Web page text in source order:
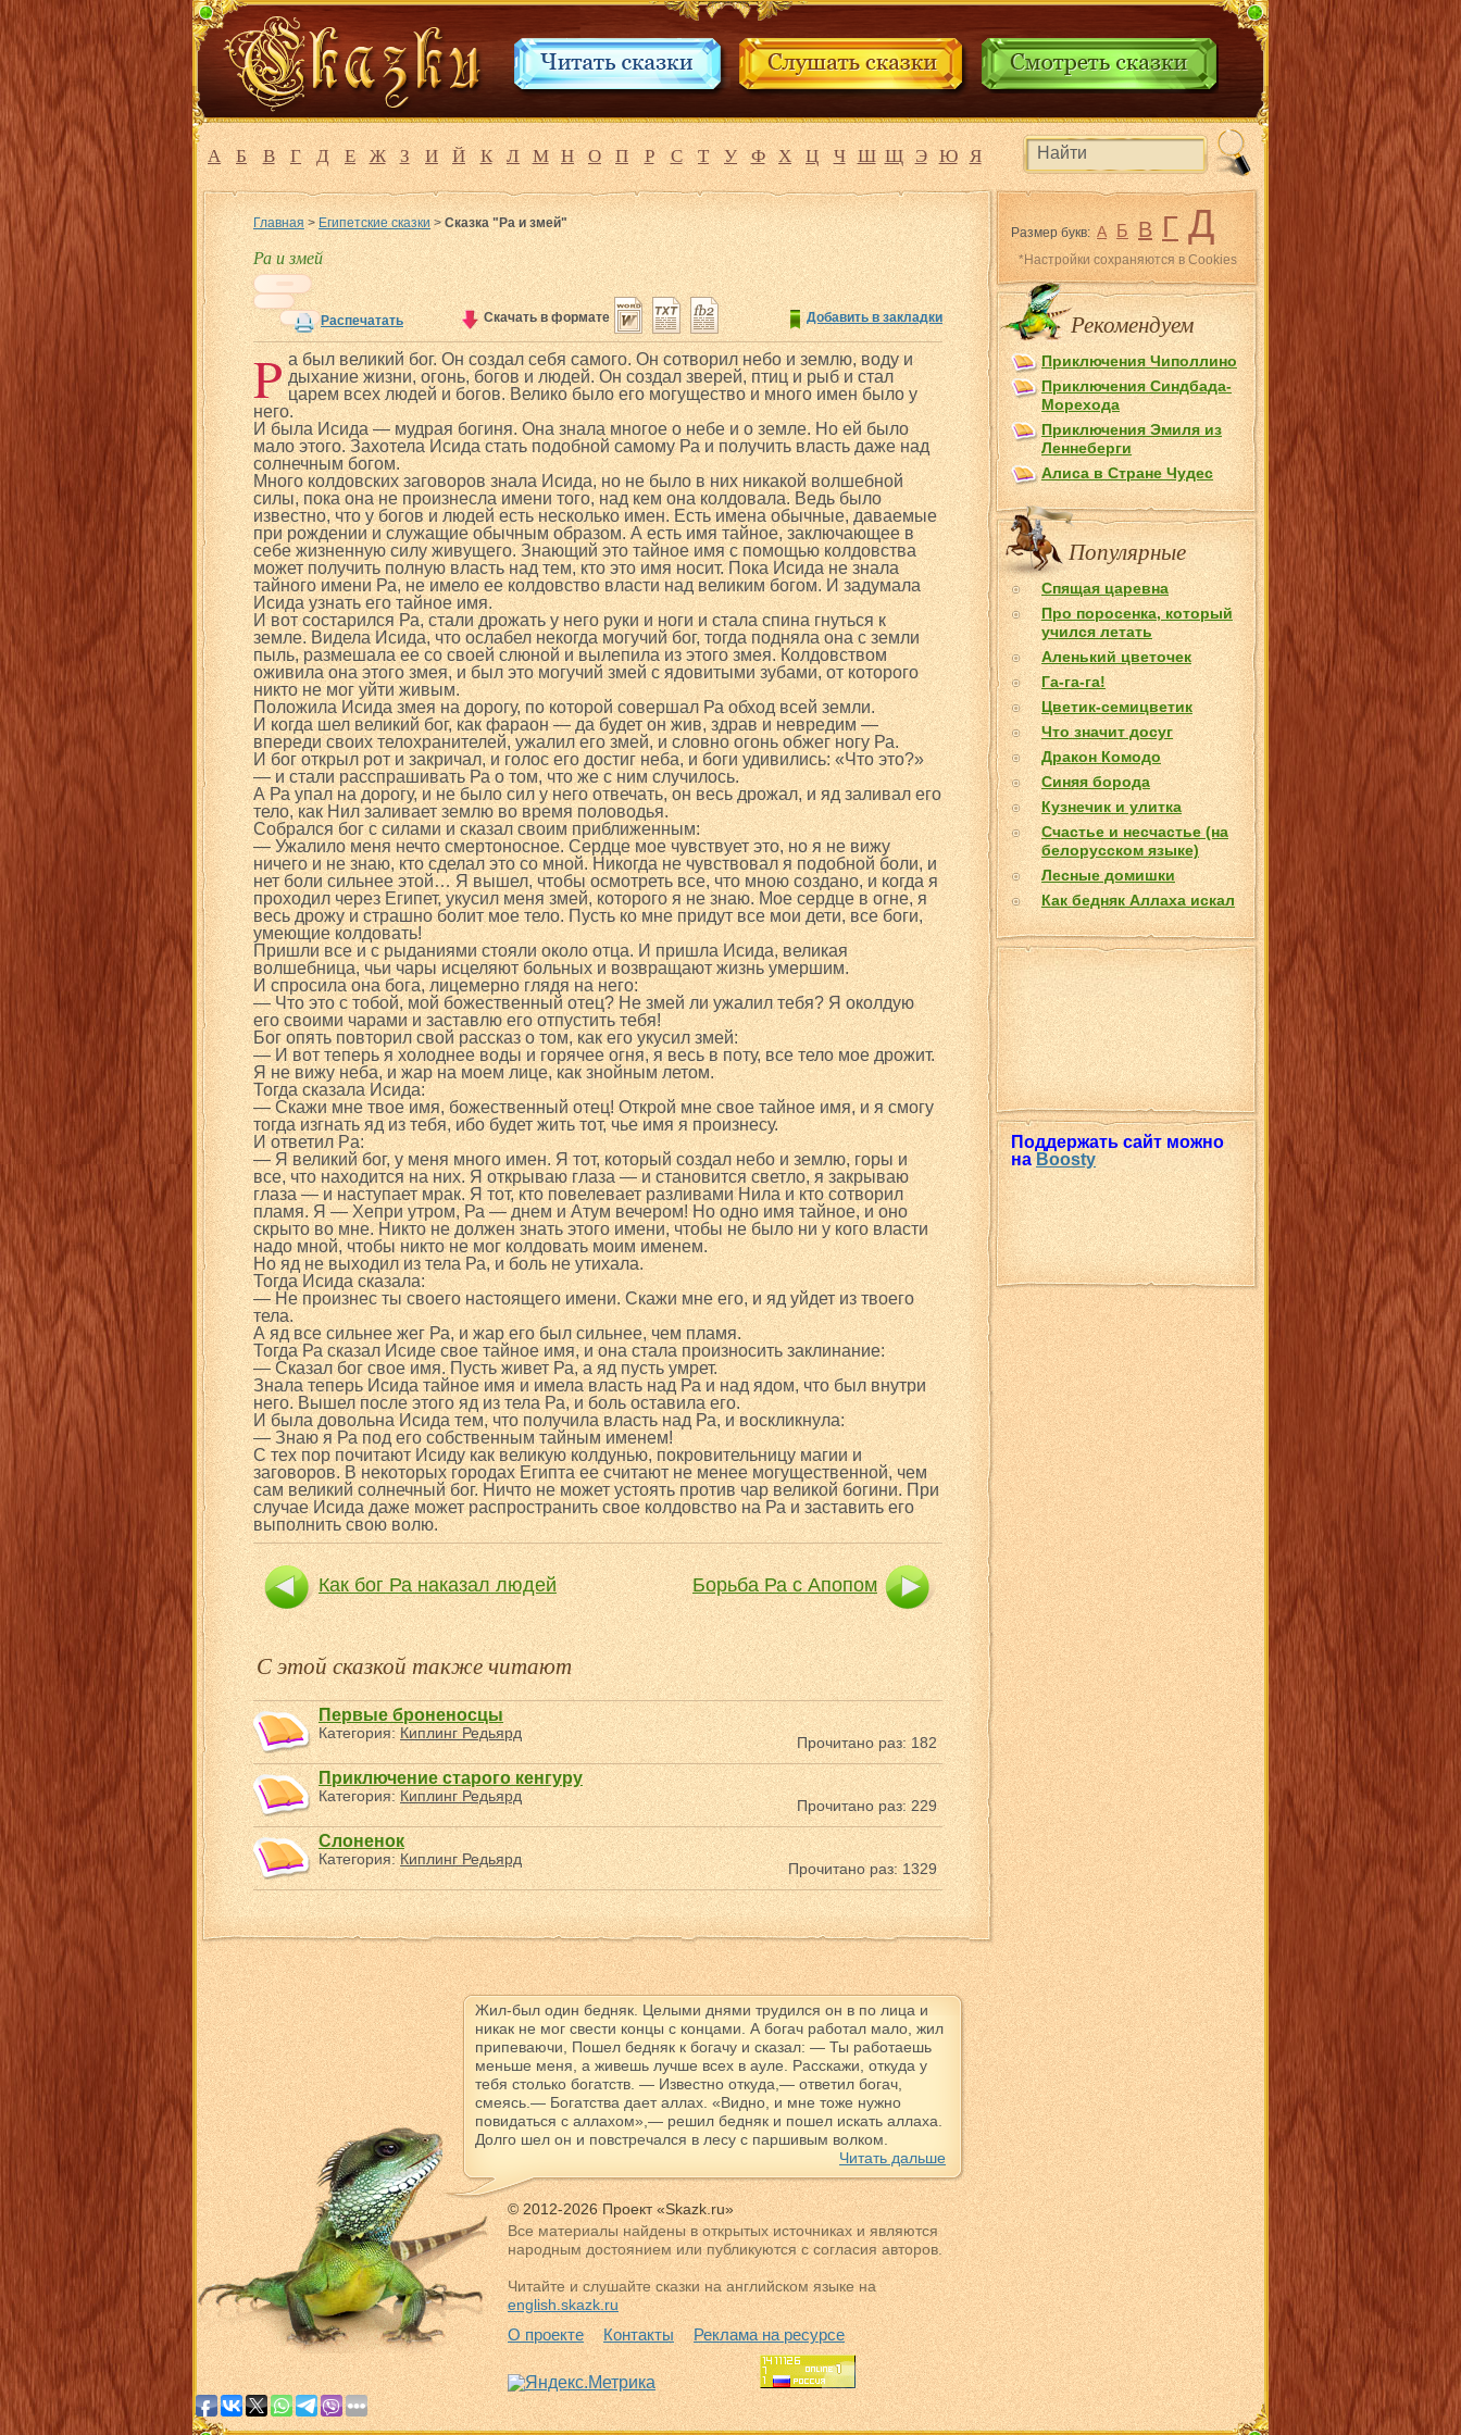
А Б В Г Д Е Ж З И Й К Л М Н О П Р С Т У Ф Х Ц Ч Ш Щ Э Ю Я
Размер букв: А Б В Г Д
*Настройки сохраняются в Cookies
Рекомендуем
Приключения Чиполлино
Приключения Синдбада-
Морехода
Приключения Эмиля из
Лeннеберги
Алиса в Стране Чудес
Популярные
Спящая царевна
Про поросенка, который
учился летать
Аленький цветочек
Га-га-га!
Цветик-семицветик
Что значит досуг
Дракон Комодо
Синяя борода
Кузнечик и улитка
Счастье и несчастье (на
белорусском языке)
Лесные домишки
Как бедняк Аллаха искал
Поддержать сайт можно
наBoosty
Главная >Египетские сказки>Сказка "Ра и змей"
Ра и змей
Распечатать Добавить в закладки
Скачать в формате
P a был великий бог. Он создал себя самого. Он сотворил небо и землю, воду и
дыхание жизни, огонь, богов и людей. Он создал зверей, птиц и рыб и стал
царем всех людей и богов. Велико было его могущество и много имен было у
него.
И была Исида — мудрая богиня. Она знала многое о небе и о земле. Но ей было
мало этого. Захотела Исида стать подобной самому Ра и получить власть даже над
солнечным богом.
Много колдовских заговоров знала Исида, но не было в них никакой волшебной
силы, пока она не произнесла имени того, над кем она колдовала. Ведь было
известно, что у богов и людей есть несколько имен. Есть имена обычные, даваемые
при рождении и служащие обычным образом. А есть имя тайное, заключающее в
себе жизненную силу живущего. Знающий это тайное имя с помощью колдовства
может получить полную власть над тем, кто это имя носит. Пока Исида не знала
тайного имени Ра, не имело ее колдовство власти над великим богом. И задумала
Исида узнать его тайное имя.
И вот состарился Ра, стали дрожать у него руки и ноги и стала спина гнуться к
земле. Видела Исида, что ослабел некогда могучий бог, тогда подняла она с земли
пыль, размешала ее со своей слюной и вылепила из этого змея. Колдовством
оживила она этого змея, и был это могучий змей с ядовитыми зубами, от которого
никто не мог уйти живым.
Положила Исида змея на дорогу, по которой совершал Ра обход всей земли.
И когда шел великий бог, как фараон — да будет он жив, здрав и невредим —
впереди своих телохранителей, ужалил его змей, и словно огонь обжег ногу Ра.
И бог открыл рот и закричал, и голос его достиг неба, и боги удивились: «Что это?»
— и стали расспрашивать Ра о том, что же с ним случилось.
А Ра упал на дорогу, и не было сил у него отвечать, он весь дрожал, и яд заливал его
тело, как Нил заливает землю во время половодья.
Собрался бог с силами и сказал своим приближенным:
— Ужалило меня нечто смертоносное. Сердце мое чувствует это, но я не вижу
ничего и не знаю, кто сделал это со мной. Никогда не чувствовал я подобной боли, и
нет боли сильнее этой… Я вышел, чтобы осмотреть все, что мною создано, и когда я
проходил через Египет, укусил меня змей, которого я не знаю. Мое сердце в огне, я
весь дрожу и страшно болит мое тело. Пусть ко мне придут все мои дети, все боги,
умеющие колдовать!
Пришли все и с рыданиями стояли около отца. И пришла Исида, великая
волшебница, чьи чары исцеляют больных и возвращают жизнь умершим.
И спросила она бога, лицемерно глядя на него:
— Что это с тобой, мой божественный отец? Не змей ли ужалил тебя? Я околдую
его своими чарами и заставлю его отпустить тебя!
Бог опять повторил свой рассказ о том, как его укусил змей:
— И вот теперь я холоднее воды и горячее огня, я весь в поту, все тело мое дрожит.
Я не вижу неба, и жар на моем лице, как знойным летом.
Тогда сказала Исида:
— Скажи мне твое имя, божественный отец! Открой мне свое тайное имя, и я смогу
тогда изгнать яд из тебя, ибо будет жить тот, чье имя я произнесу.
И ответил Pa:
— Я великий бог, у меня много имен. Я тот, который создал небо и землю, горы и
все, что находится на них. Я открываю глаза — и становится светло, я закрываю
глаза — и наступает мрак. Я тот, кто повелевает разливами Нила и кто сотворил
пламя. Я — Хепри утром, Ра — днем и Атум вечером! Но одно имя тайное, и оно
скрыто во мне. Никто не должен знать этого имени, чтобы не было ни у кого власти
надо мной, чтобы никто не мог колдовать моим именем.
Но яд не выходил из тела Ра, и боль не утихала.
Тогда Исида сказала:
— Не произнес ты своего настоящего имени. Скажи мне его, и яд уйдет из твоего
тела.
А яд все сильнее жег Ра, и жар его был сильнее, чем пламя.
Тогда Ра сказал Исиде свое тайное имя, и она стала произносить заклинание:
— Сказал бог свое имя. Пусть живет Ра, а яд пусть умрет.
Знала теперь Исида тайное имя и имела власть над Ра и над ядом, что был внутри
него. Вышел после этого яд из тела Ра, и боль оставила его.
И была довольна Исида тем, что получила власть над Ра, и воскликнула:
— Знаю я Ра под его собственным тайным именем!
С тех пор почитают Исиду как великую колдунью, покровительницу магии и
заговоров. В некоторых городах Египта ее считают не менее могущественной, чем
сам великий солнечный бог. Ничто не может устоять против чар великой богини. При
случае Исида даже может распространить свое колдовство на Ра и заставить его
выполнить свою волю.
Как бог Ра наказал людей Борьба Ра с Апопом
С этой сказкой также читают
Первые броненосцы
Категория:Киплинг Редьярд
Прочитано раз: 182
Приключение старого кенгуру
Категория:Киплинг Редьярд
Прочитано раз: 229
Слоненок
Категория:Киплинг Редьярд
Прочитано раз: 1329
Жил-был один бедняк. Целыми днями трудился он в по лица и
никак не мог свести концы с концами. А богач работал мало, жил
припеваючи, Пошел бедняк к богачу и сказал: — Ты работаешь
меньше меня, а живешь лучше всех в ауле. Расскажи, откуда у
тебя столько богатств. — Известно откуда,— ответил богач,
смеясь.— Богатства дает аллах. «Видно, и мне тоже нужно
повидаться с аллахом»,— решил бедняк и пошел искать аллаха.
Долго шел он и повстречался в лесу с паршивым волком.
Читать дальше
© 2012-2026 Проект «Skazk.ru»
Все материалы найдены в открытых источниках и являются
народным достоянием или публикуются с согласия авторов.
Читайте и слушайте сказки на английском языке на
english.skazk.ru
О проекте Контакты Реклама на ресурсе